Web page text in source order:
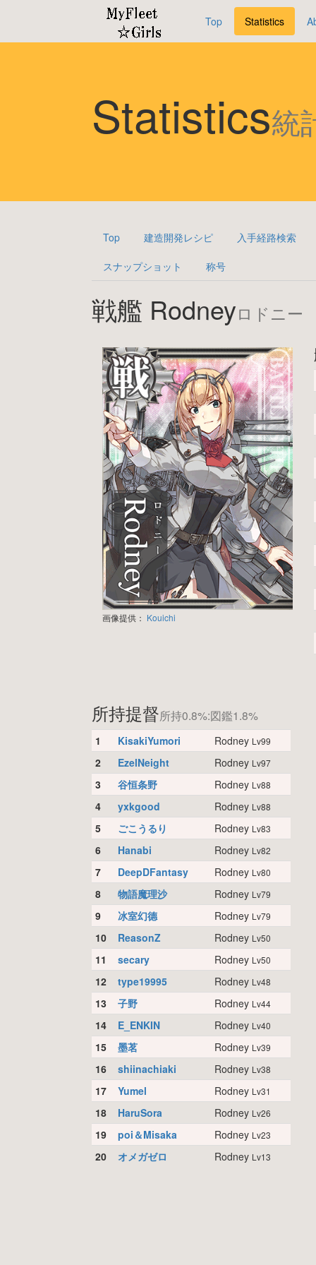
Top Statistics
Statistics統
Top 建造開発レシピ 入手経路検索
スナップショット 称号
戦艦 Rodneyロドニー
画像提供： Kouichi
所持提督所持0.8%:図鑑1.8%
1 KisakiYumori Rodney Lv99
2 EzelNeight Rodney Lv97
3 谷恒条野 Rodney Lv88
4 yxkgood Rodney Lv88
5 ごこうるり Rodney Lv83
6 Hanabi Rodney Lv82
7 DeepDFantasy Rodney Lv80
8 物語魔理沙 Rodney Lv79
9 冰室幻德 Rodney Lv79
10 ReasonZ Rodney Lv50
11 secary Rodney Lv50
12 type19995 Rodney Lv48
13 子野 Rodney Lv44
14 E_ENKIN Rodney Lv40
15 墨茗 Rodney Lv39
16 shiinachiaki Rodney Lv38
17 Yumel Rodney Lv31
18 HaruSora Rodney Lv26
19 poi＆Misaka Rodney Lv23
20 オメガゼロ Rodney Lv13